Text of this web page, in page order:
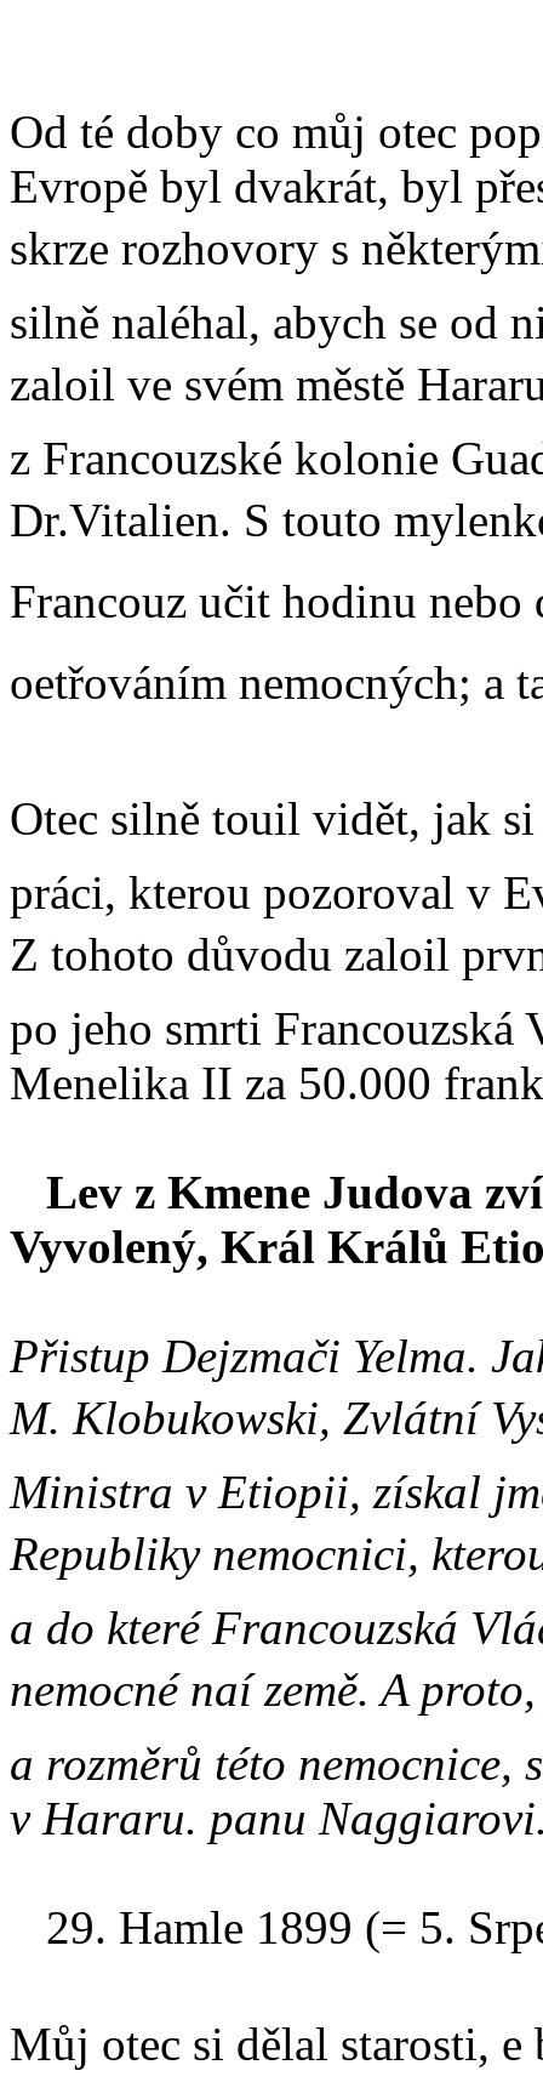
Od té doby co můj otec
Evropě byl dvakrát, byl
skrze rozhovory s
silně naléhal, abych se od
zaloil ve svém městě
z Francouzské kolonie
Dr.Vitalien. S touto
Francouz učit hodinu nebo
oetřováním nemocných; a
Otec silně touil vidět, jak
práci, kterou pozoroval v
Z tohoto důvodu zaloil
po jeho smrti
Menelika II za 50.000
Lev z Kmene Judova
Vyvolený, Král Králů
Přistup Dejzmači Yelma.
M. Klobukowski, Zvlátní
Ministra v Etiopii, získal
Republiky nemocnici,
a do které Francouzská
nemocné naí země. A
a rozměrů této nemocnice,
v Hararu. panu
29. Hamle 1899 (= 5.
Můj otec si dělal starosti,